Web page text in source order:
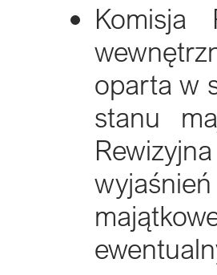
Komisja
oparta w
stanu